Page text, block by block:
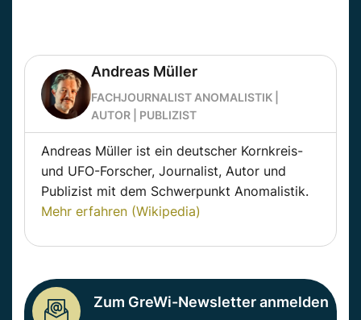
Andreas Müller
FACHJOURNALIST ANOMALISTIK |
AUTOR | PUBLIZIST
Andreas Müller ist ein deutscher Kornkreis-
und UFO-Forscher, Journalist, Autor und
Publizist mit dem Schwerpunkt Anomalistik.
Mehr erfahren (Wikipedia)
Zum GreWi-Newsletter anmelden